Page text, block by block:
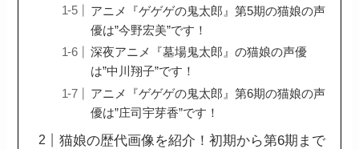
アニメ『ゲゲゲの鬼太郎』第5期の猫娘の声
優は”今野宏美”です！
深夜アニメ『墓場鬼太郎』の猫娘の声優
は”中川翔子”です！
アニメ『ゲゲゲの鬼太郎』第6期の猫娘の声
優は”庄司宇芽香”です！
猫娘の歴代画像を紹介！初期から第6期まで